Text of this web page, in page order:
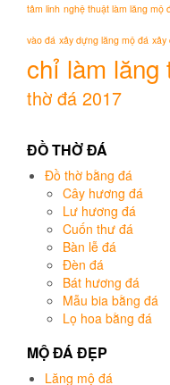
tâm linh nghệ thuật làm lăng mộ
vào đá xây dựng lăng mộ đá xây
chỉ làm lăng
thờ đá 2017
ĐỒ THỜ ĐÁ
Đồ thờ bằng đá
Cây hương đá
Lư hương đá
Cuốn thư đá
Bàn lễ đá
Đèn đá
Bát hương đá
Mẫu bia bằng đá
Lọ hoa bằng đá
MỘ ĐÁ ĐẸP
Lăng mộ đá